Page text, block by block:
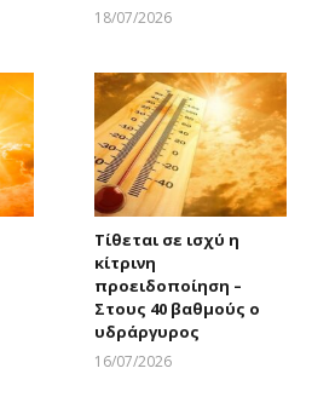
18/07/2026
Τίθεται σε ισχύ η
κίτρινη
προειδοποίηση –
Στους 40 βαθμούς ο
υδράργυρος
16/07/2026